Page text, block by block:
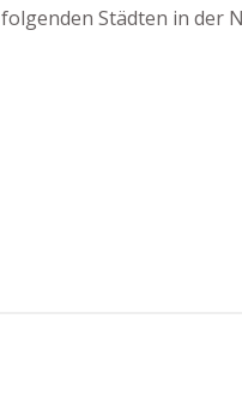
Städten in der